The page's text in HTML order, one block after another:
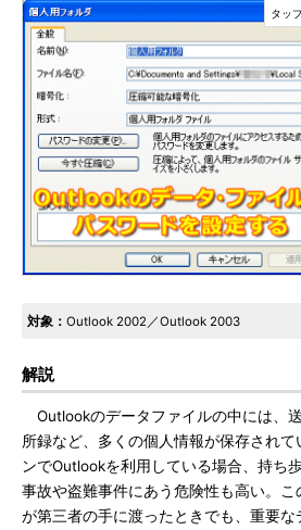
対象： Outlook 2002／Outlook 2003
解説
Outlookのデータファイルの中には、
所録など、多くの個人情報が保存され
ンでOutlookを利用している場合、持ち
事故や盗難事件にあう危険性も高い。
が第三者の手に渡ったときでも、重要な